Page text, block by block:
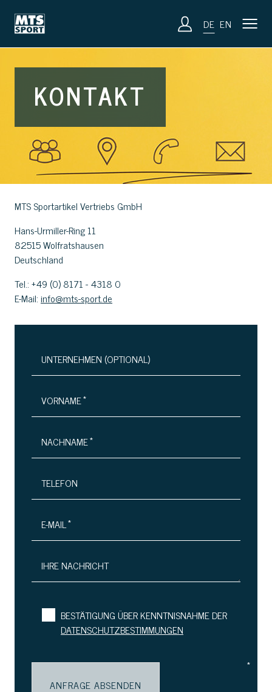
DE EN
KONTAKT
MTS Sportartikel Vertriebs GmbH
Hans-Urmiller-Ring 11
82515 Wolfratshausen
Deutschland
Tel.: +49 (0) 8171 - 4318 0
E-Mail:info@mts-sport.de
UNTERNEHMEN (OPTIONAL)
VORNAME*
NACHNAME*
TELEFON
E-MAIL*
IHRE NACHRICHT
BESTÄTIGUNG ÜBER KENNTNISNAHME DER
DATENSCHUTZBESTIMMUNGEN
*